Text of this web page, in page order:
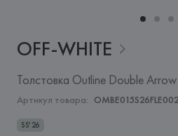
OFF-WHITE
Толстовка Outline Double
Артикул товара:
SS'26